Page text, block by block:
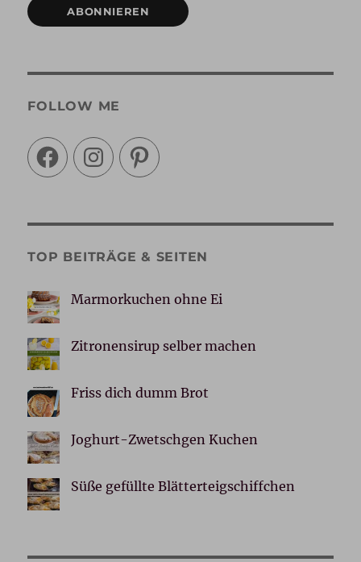
ABONNIEREN
FOLLOW ME
FacebookInstagramPinterest
TOP BEITRÄGE & SEITEN
Marmorkuchen ohne Ei
Zitronensirup selber machen
Friss dich dumm Brot
Joghurt-Zwetschgen Kuchen
Süße gefüllte Blätterteigschiffchen